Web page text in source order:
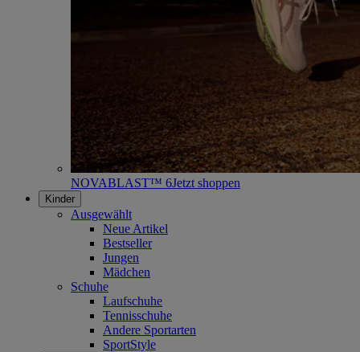
NOVABLAST™ 6Jetzt shoppen
Kinder
Ausgewählt
Neue Artikel
Bestseller
Jungen
Mädchen
Schuhe
Laufschuhe
Tennisschuhe
Andere Sportarten
SportStyle